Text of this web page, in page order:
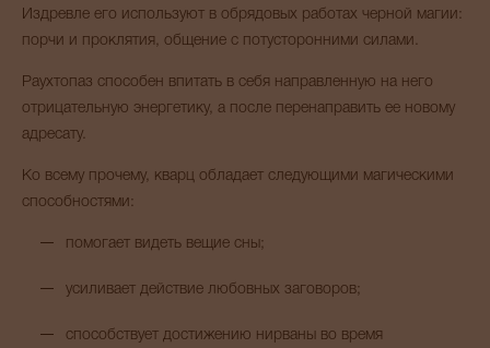
Издревле его используют в обрядовых работах черной магии:
порчи и проклятия, общение с потусторонними силами.
Раухтопаз способен впитать в себя направленную на него
отрицательную энергетику, а после перенаправить ее новому
адресату.
Ко всему прочему, кварц обладает следующими магическими
способностями:
помогает видеть вещие сны;
усиливает действие любовных заговоров;
способствует достижению нирваны во время